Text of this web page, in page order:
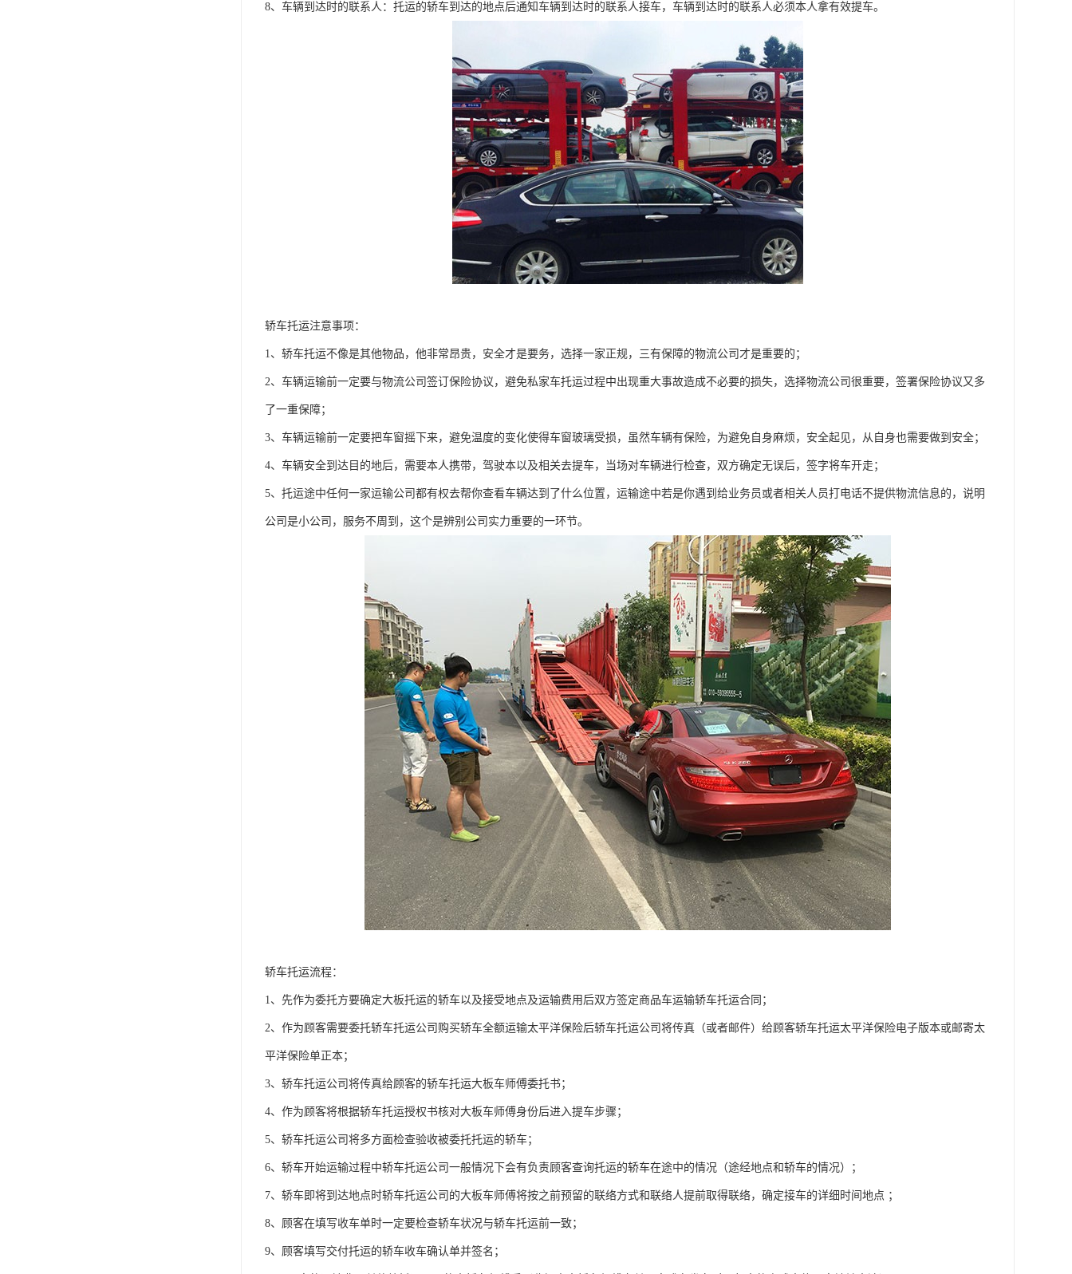
8、车辆到达时的联系人：托运的轿车到达的地点后通知车辆到达时的联系人接车，车辆到达时的联系人必须本人拿有效提车。
轿车托运注意事项：
1、轿车托运不像是其他物品，他非常昂贵，安全才是要务，选择一家正规，三有保障的物流公司才是重要的；
2、车辆运输前一定要与物流公司签订保险协议，避免私家车托运过程中出现重大事故造成不必要的损失，选择物流公司很重要，签署保险协议又多
了一重保障；
3、车辆运输前一定要把车窗摇下来，避免温度的变化使得车窗玻璃受损，虽然车辆有保险，为避免自身麻烦，安全起见，从自身也需要做到安全；
4、车辆安全到达目的地后，需要本人携带，驾驶本以及相关去提车，当场对车辆进行检查，双方确定无误后，签字将车开走；
5、托运途中任何一家运输公司都有权去帮你查看车辆达到了什么位置，运输途中若是你遇到给业务员或者相关人员打电话不提供物流信息的，说明
公司是小公司，服务不周到，这个是辨别公司实力重要的一环节。
轿车托运流程：
1、先作为委托方要确定大板托运的轿车以及接受地点及运输费用后双方签定商品车运输轿车托运合同；
2、作为顾客需要委托轿车托运公司购买轿车全额运输太平洋保险后轿车托运公司将传真（或者邮件）给顾客轿车托运太平洋保险电子版本或邮寄太
平洋保险单正本；
3、轿车托运公司将传真给顾客的轿车托运大板车师傅委托书；
4、作为顾客将根据轿车托运授权书核对大板车师傅身份后进入提车步骤；
5、轿车托运公司将多方面检查验收被委托托运的轿车；
6、轿车开始运输过程中轿车托运公司一般情况下会有负责顾客查询托运的轿车在途中的情况（途经地点和轿车的情况）；
7、轿车即将到达地点时轿车托运公司的大板车师傅将按之前预留的联络方式和联络人提前取得联络，确定接车的详细时间地点 ；
8、顾客在填写收车单时一定要检查轿车状况与轿车托运前一致；
9、顾客填写交付托运的轿车收车确认单并签名；